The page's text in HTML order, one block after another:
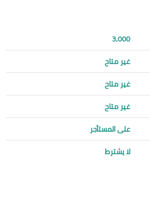
3,000
غير متاح
غير متاح
غير متاح
على المستأجر
لا يشترط